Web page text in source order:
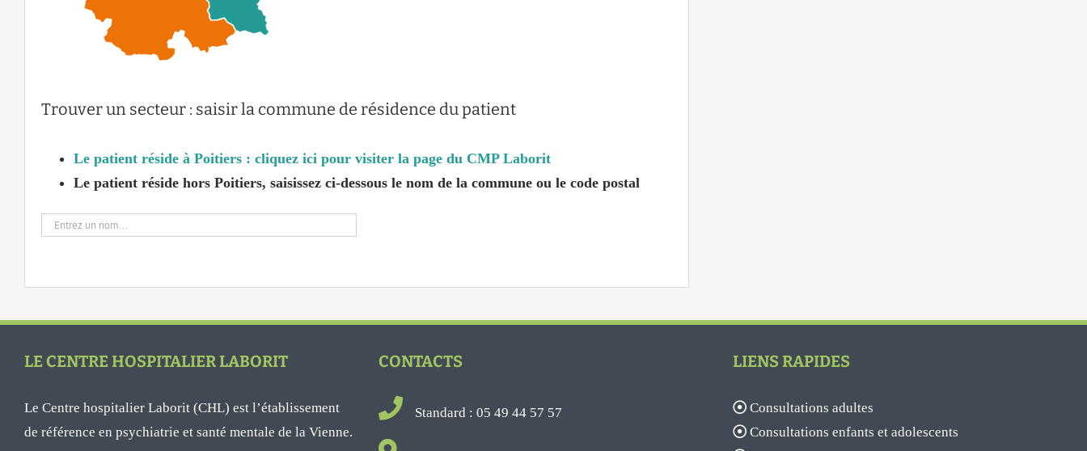
Trouver un secteur : saisir la commune de résidence du patient
Le patient réside à Poitiers : cliquez ici pour visiter la page du CMP Laborit
Le patient réside hors Poitiers, saisissez ci-dessous le nom de la commune ou le code postal
LE CENTRE HOSPITALIER LABORIT
Le Centre hospitalier Laborit (CHL) est l’établissement
de référence en psychiatrie et santé mentale de la Vienne.
CONTACTS
Standard : 05 49 44 57 57
LIENS RAPIDES
Consultations adultes
Consultations enfants et adolescents